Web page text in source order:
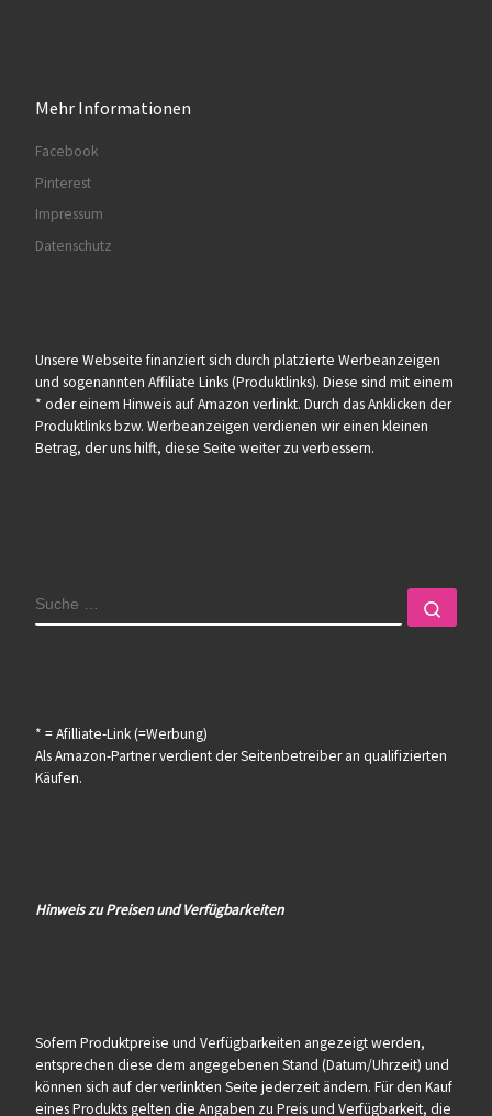
Mehr Informationen
Facebook
Pinterest
Impressum
Datenschutz
Unsere Webseite finanziert sich durch platzierte Werbeanzeigen
und sogenannten Affiliate Links (Produktlinks). Diese sind mit einem
* oder einem Hinweis auf Amazon verlinkt. Durch das Anklicken der
Produktlinks bzw. Werbeanzeigen verdienen wir einen kleinen
Betrag, der uns hilft, diese Seite weiter zu verbessern.
SUCHE
* = Afilliate-Link (=Werbung)
Als Amazon-Partner verdient der Seitenbetreiber an qualifizierten
Käufen.
Hinweis zu Preisen und Verfügbarkeiten
Sofern Produktpreise und Verfügbarkeiten angezeigt werden,
entsprechen diese dem angegebenen Stand (Datum/Uhrzeit) und
können sich auf der verlinkten Seite jederzeit ändern. Für den Kauf
eines Produkts gelten die Angaben zu Preis und Verfügbarkeit, die